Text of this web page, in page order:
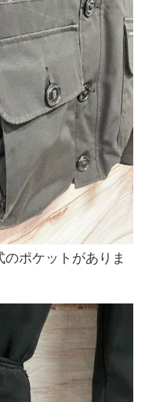
ポケットがありま